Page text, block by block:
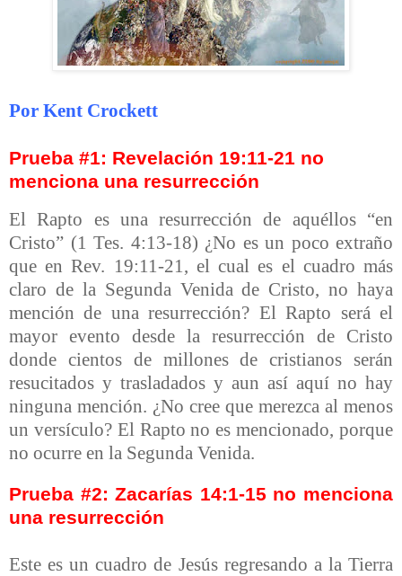
Por Kent Crockett
Prueba #1: Revelación 19:11-21 no
menciona una resurrección
El Rapto es una resurrección de aquéllos “en
Cristo” (1 Tes. 4:13-18) ¿No es un poco extraño
que en Rev. 19:11-21, el cual es el cuadro más
claro de la Segunda Venida de Cristo, no haya
mención de una resurrección? El Rapto será el
mayor evento desde la resurrección de Cristo
donde cientos de millones de cristianos serán
resucitados y trasladados y aun así aquí no hay
ninguna mención. ¿No cree que merezca al menos
un versículo? El Rapto no es mencionado, porque
no ocurre en la Segunda Venida.
Prueba #2: Zacarías 14:1-15 no menciona
una resurrección
Este es un cuadro de Jesús regresando a la Tierra